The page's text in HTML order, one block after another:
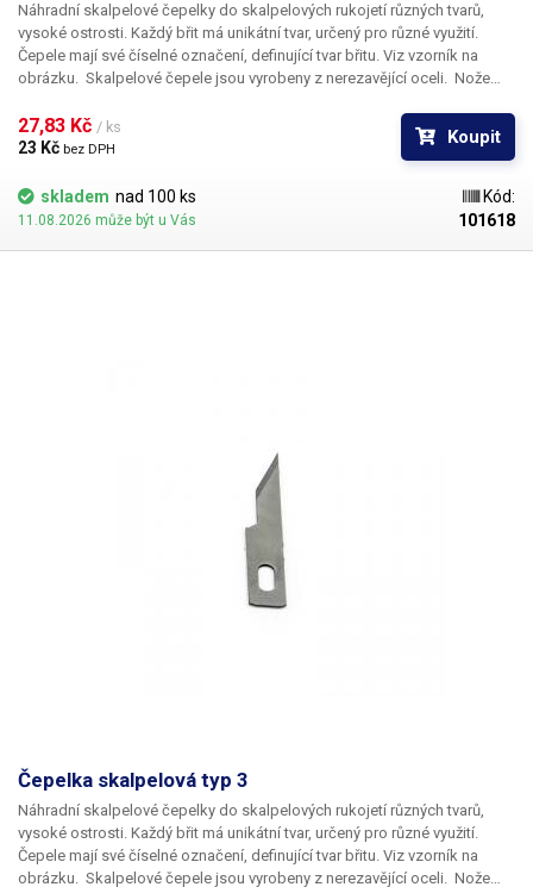
Náhradní skalpelové čepelky do skalpelových rukojetí různých tvarů,
vysoké ostrosti. Každý břit má unikátní tvar, určený pro různé využití.
Čepele mají své číselné označení, definující tvar břitu. Viz vzorník na
obrázku. Skalpelové čepele jsou vyrobeny z nerezavějící oceli. Nože
27,83 Kč / ks
23 Kč bez DPH
Koupit
skladem nad 100 ks
11.08.2026 může být u Vás
Kód:
101618
Čepelka skalpelová typ 3
Náhradní skalpelové čepelky do skalpelových rukojetí různých tvarů,
vysoké ostrosti. Každý břit má unikátní tvar, určený pro různé využití.
Čepele mají své číselné označení, definující tvar břitu. Viz vzorník na
obrázku. Skalpelové čepele jsou vyrobeny z nerezavějící oceli. Nože